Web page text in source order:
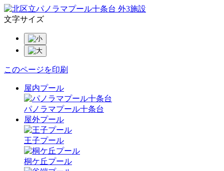
文字サイズ
このページを印刷
屋内プール
パノラマプール十条台
屋外プール
王子プール
桐ケ丘プール